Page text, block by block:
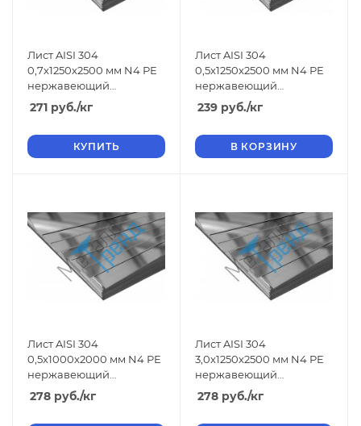
Лист AISI 304
0,7x1250x2500 мм N4 РЕ
нержавеющий
шлифованный
271 руб./кг
КУПИТЬ
Лист AISI 304
0,5x1250x2500 мм N4 РЕ
нержавеющий
шлифованный
239 руб./кг
В КОРЗИНУ
Лист AISI 304
0,5x1000x2000 мм N4 РЕ
нержавеющий
шлифованный
278 руб./кг
Лист AISI 304
3,0x1250x2500 мм N4 РЕ
нержавеющий
шлифованный
278 руб./кг